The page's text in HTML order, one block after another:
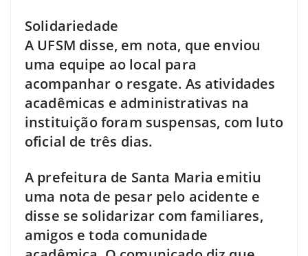
Solidariedade
A UFSM disse, em nota, que enviou
uma equipe ao local para
acompanhar o resgate. As atividades
acadêmicas e administrativas na
instituição foram suspensas, com luto
oficial de três dias.
A prefeitura de Santa Maria emitiu
uma nota de pesar pelo acidente e
disse se solidarizar com familiares,
amigos e toda comunidade